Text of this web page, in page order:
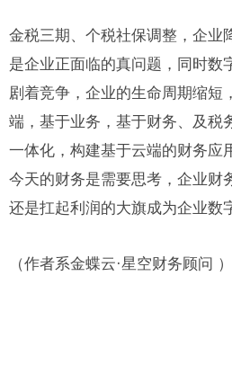
金税三期、个税社保调整，企业
是企业正面临的真问题，同时数
剧着竞争，企业的生命周期缩短
端，基于业务，基于财务、及税
一体化，构建基于云端的财务应
今天的财务是需要思考，企业财
还是扛起利润的大旗成为企业数
（作者系金蝶云·星空财务顾问 ）